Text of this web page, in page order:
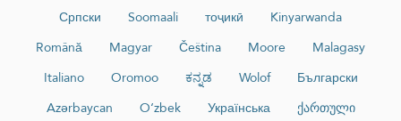
Српски
Soomaali тоҷикӣ
Kinyarwanda
Română
Magyar Čeština Moore
Malagasy
Italiano
Oromoo ಕನ್ನಡ Wolof
Български
Azərbaycan
O‘zbek Українська
ქართული